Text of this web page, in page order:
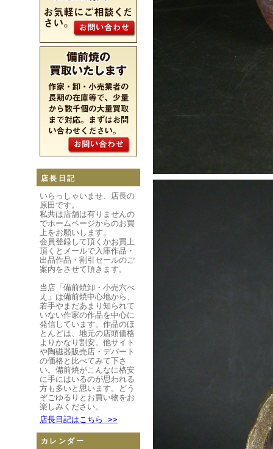
店長日記
いらっしゃいませ、店長の
原田です。
私共は店舗は有りませんの
でホームページからのお買
上をお願いします。
会員登録して頂くかお買上
頂くとメールで入庫作品・
出品作品・割引セールのご
案内をさせて頂きます。
当店「備前焼卸・小売六べ
え」は備前焼中心地から、
若手やまだあまり知られて
いない作家の作品を中心に
発信しています。作品のほ
とんどは、地元の店頭価格
よりかなり割安。他サイト
や陶磁器販売店・デパート
の価格と比べてみて下さ
い。備前焼がこんなに格安
に手にはいるのが思われる
方も多いと思います。どう
ぞごゆるりとお買い物をお
楽しみください。
店長日記はこちら >>
カレンダー